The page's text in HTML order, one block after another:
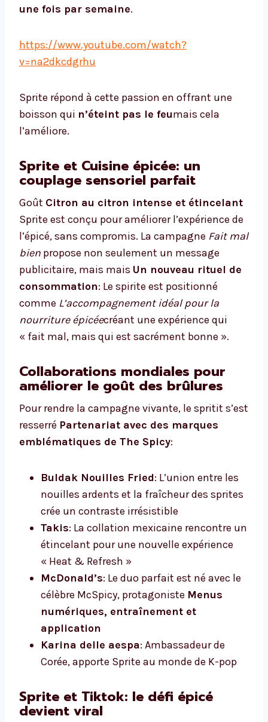
une fois par semaine.
https://www.youtube.com/watch?
v=na2dkcdgrhu
Sprite répond à cette passion en offrant une
boisson qui n’éteint pas le feumais cela
l’améliore.
Sprite et Cuisine épicée: un
couplage sensoriel parfait
Goût Citron au citron intense et étincelant
Sprite est conçu pour améliorer l’expérience de
l’épicé, sans compromis. La campagne Fait mal
bien propose non seulement un message
publicitaire, mais mais Un nouveau rituel de
consommation: Le spirite est positionné
comme L’accompagnement idéal pour la
nourriture épicéecréant une expérience qui
« fait mal, mais qui est sacrément bonne ».
Collaborations mondiales pour
améliorer le goût des brûlures
Pour rendre la campagne vivante, le spritit s’est
resserré Partenariat avec des marques
emblématiques de The Spicy:
Buldak Nouilles Fried: L’union entre les
nouilles ardents et la fraîcheur des sprites
crée un contraste irrésistible
Takis: La collation mexicaine rencontre un
étincelant pour une nouvelle expérience
« Heat & Refresh »
McDonald’s: Le duo parfait est né avec le
célèbre McSpicy, protagoniste Menus
numériques, entraînement et
application
Karina delle aespa: Ambassadeur de
Corée, apporte Sprite au monde de K-pop
Sprite et Tiktok: le défi épicé
devient viral